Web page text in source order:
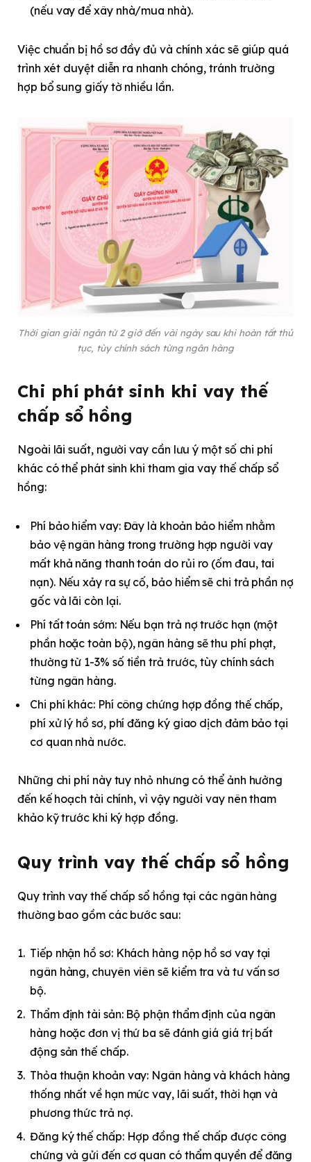
(nếu vay để xây nhà/mua nhà).
Việc chuẩn bị hồ sơ đầy đủ và chính xác sẽ giúp quá
trình xét duyệt diễn ra nhanh chóng, tránh trường
hợp bổ sung giấy tờ nhiều lần.
Thời gian giải ngân từ 2 giờ đến vài ngày sau khi hoàn tất thủ
tục, tùy chính sách từng ngân hàng
Chi phí phát sinh khi vay thế
chấp sổ hồng
Ngoài lãi suất, người vay cần lưu ý một số chi phí
khác có thể phát sinh khi tham gia vay thế chấp sổ
hồng:
Phí bảo hiểm vay: Đây là khoản bảo hiểm nhằm
bảo vệ ngân hàng trong trường hợp người vay
mất khả năng thanh toán do rủi ro (ốm đau, tai
nạn). Nếu xảy ra sự cố, bảo hiểm sẽ chi trả phần nợ
gốc và lãi còn lại.
Phí tất toán sớm: Nếu bạn trả nợ trước hạn (một
phần hoặc toàn bộ), ngân hàng sẽ thu phí phạt,
thường từ 1-3% số tiền trả trước, tùy chính sách
từng ngân hàng.
Chi phí khác: Phí công chứng hợp đồng thế chấp,
phí xử lý hồ sơ, phí đăng ký giao dịch đảm bảo tại
cơ quan nhà nước.
Những chi phí này tuy nhỏ nhưng có thể ảnh hưởng
đến kế hoạch tài chính, vì vậy người vay nên tham
khảo kỹ trước khi ký hợp đồng.
Quy trình vay thế chấp sổ hồng
Quy trình vay thế chấp sổ hồng tại các ngân hàng
thường bao gồm các bước sau:
Tiếp nhận hồ sơ: Khách hàng nộp hồ sơ vay tại
ngân hàng, chuyên viên sẽ kiểm tra và tư vấn sơ
bộ.
Thẩm định tài sản: Bộ phận thẩm định của ngân
hàng hoặc đơn vị thứ ba sẽ đánh giá giá trị bất
động sản thế chấp.
Thỏa thuận khoản vay: Ngân hàng và khách hàng
thống nhất về hạn mức vay, lãi suất, thời hạn và
phương thức trả nợ.
Đăng ký thế chấp: Hợp đồng thế chấp được công
chứng và gửi đến cơ quan có thẩm quyền để đăng